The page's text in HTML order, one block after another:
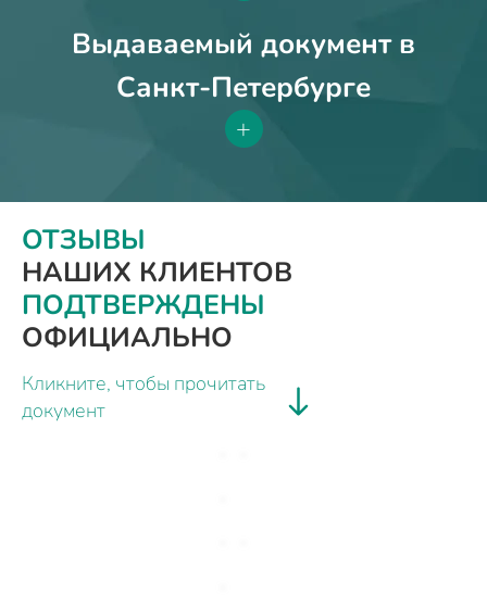
Выдаваемый документ в
Санкт-Петербурге
+
ОТЗЫВЫ
НАШИХ КЛИЕНТОВ
ПОДТВЕРЖДЕНЫ
ОФИЦИАЛЬНО
Кликните, чтобы прочитать
документ